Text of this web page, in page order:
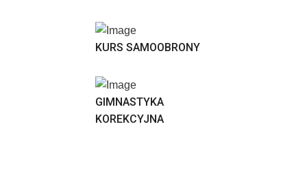
KURS SAMOOBRONY
GIMNASTYKA
KOREKCYJNA